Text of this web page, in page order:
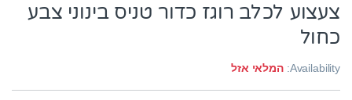
צעצוע לכלב רוגז כדור טניס בינוני צבע
כחול
Availability: המלאי אזל